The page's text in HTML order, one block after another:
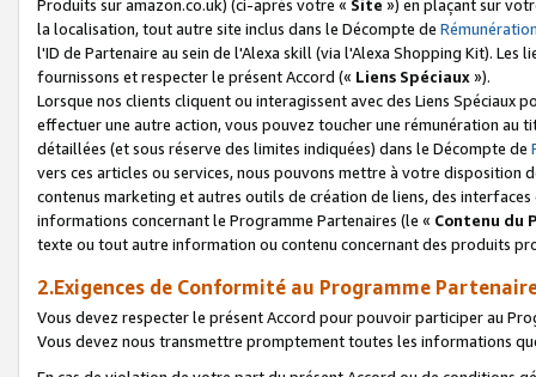
Produits sur amazon.co.uk) (ci-après votre « Site ») en plaçant sur
la localisation, tout autre site inclus dans le Décompte de
l'ID de Partenaire au sein de l'Alexa skill (via l'Alexa Shopping Kit).
fournissons et respecter le présent Accord (« Liens Spéciaux»).
Lorsque nos clients cliquent ou interagissent avec des Liens Spéciaux
effectuer une autre action, vous pouvez toucher une rémunération
détaillées (et sous réserve des limites indiquées) dans le Décompte de
vers ces articles ou services, nous pouvons mettre à votre disposition
contenus marketing et autres outils de création de liens, des
informations concernant le Programme Partenaires (le « Contenu du
texte ou tout autre information ou contenu concernant des produits
2.Exigences de Conformité au Programme
Vous devez respecter le présent Accord pour pouvoir participer au
Vous devez nous transmettre promptement toutes les informations